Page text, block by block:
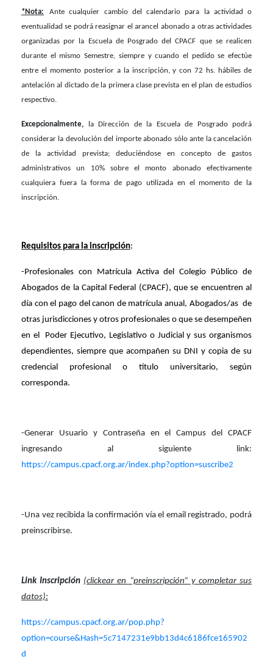
*Nota:
Ante cualquier cambio del calendario para la actividad o
eventualidad se podrá reasignar el arancel abonado a otras actividades
organizadas por la Escuela de Posgrado del CPACF que se realicen
durante el mismo Semestre, siempre y cuando el pedido se efectúe
entre el momento posterior a la inscripción, y con 72 hs. hábiles de
antelación al dictado de la primera clase prevista en el plan de estudios
respectivo.
Excepcionalmente,
la Dirección de la Escuela de Posgrado podrá
considerar la devolución del importe abonado sólo ante la cancelación
de la actividad prevista; deduciéndose en concepto de gastos
administrativos un 10% sobre el monto abonado efectivamente
cualquiera fuera la forma de pago utilizada en el momento de la
inscripción.
Requisitos para la inscripción:
-Profesionales con Matrícula Activa del Colegio Público de
Abogados de la Capital Federal (CPACF), que se encuentren al
día con el pago del canon de matrícula anual, Abogados/as de
otras jurisdicciones y otros profesionales o que se desempeñen
en el
Poder Ejecutivo, Legislativo o Judicial y sus organismos
dependientes, siempre que acompañen su DNI y copia de su
credencial profesional o título universitario, según
corresponda.
-Generar Usuario y Contraseña en el Campus del CPACF
ingresando al siguiente link:
https://campus.cpacf.org.ar/index.php?option=suscribe2
-Una vez recibida la confirmación vía el email registrado, podrá
preinscribirse.
Link Inscripción (clickear en “preinscripción” y completar sus
datos):
https://campus.cpacf.org.ar/pop.php?
option=course&Hash=5c7147231e9bb13d4c6186fce165902
d